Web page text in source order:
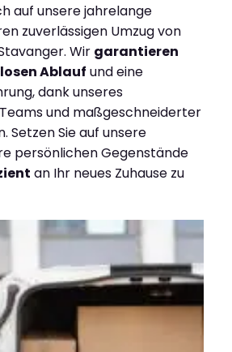
auf unsere jahrelange
zuverlässigen Umzug von
Wir garantieren
Ablauf und eine
dank unseres
und maßgeschneiderter
Setzen Sie auf unsere
persönlichen Gegenstände
an Ihr neues Zuhause zu